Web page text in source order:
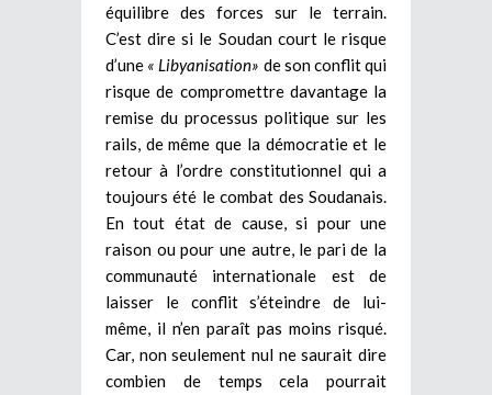
équilibre des forces sur le terrain.
C’est dire si le Soudan court le risque
d’une « Libyanisation» de son conflit qui
risque de compromettre davantage la
remise du processus politique sur les
rails, de même que la démocratie et le
retour à l’ordre constitutionnel qui a
toujours été le combat des Soudanais.
En tout état de cause, si pour une
raison ou pour une autre, le pari de la
communauté internationale est de
laisser le conflit s’éteindre de lui-
même, il n’en paraît pas moins risqué.
Car, non seulement nul ne saurait dire
combien de temps cela pourrait